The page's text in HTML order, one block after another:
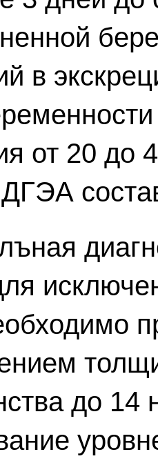
в
от 20 до
до 14